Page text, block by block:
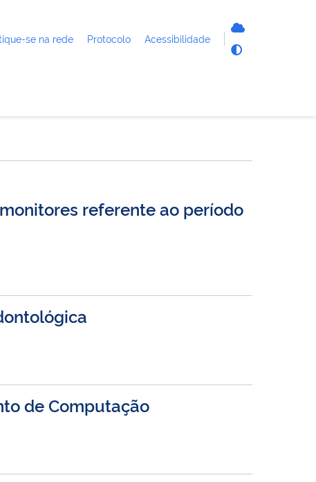
se na rede Protocolo Acessibilidade
referente ao período
de Computação